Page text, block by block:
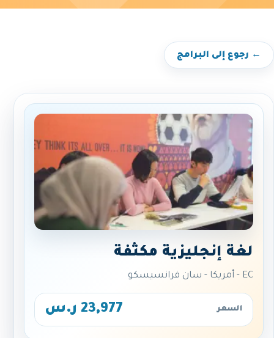
← رجوع إلى البرامج
لغة إنجليزية مكثفة
EC - أمريكا - سان فرانسيسكو
السعر 23,977 ر.س